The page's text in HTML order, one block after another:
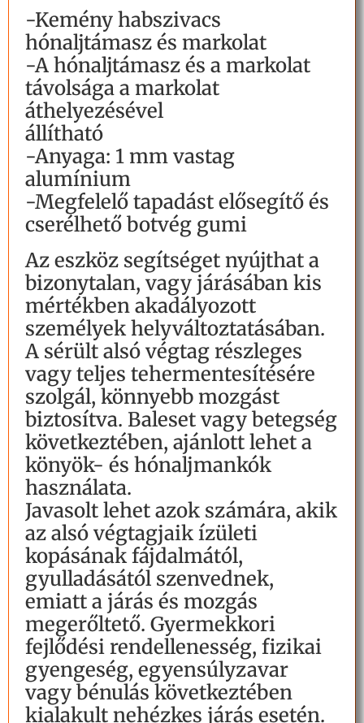
-Kemény habszivacs
hónaljtámasz és markolat
-A hónaljtámasz és a markolat
távolsága a markolat
áthelyezésével
állítható
-Anyaga: 1 mm vastag
alumínium
-Megfelelő tapadást elősegítő és
cserélhető botvég gumi
Az eszköz segítséget nyújthat a
bizonytalan, vagy járásában kis
mértékben akadályozott
személyek helyváltoztatásában.
A sérült alsó végtag részleges
vagy teljes tehermentesítésére
szolgál, könnyebb mozgást
biztosítva. Baleset vagy betegség
következtében, ajánlott lehet a
könyök- és hónaljmankók
használata.
Javasolt lehet azok számára, akik
az alsó végtagjaik ízületi
kopásának fájdalmától,
gyulladásától szenvednek,
emiatt a járás és mozgás
megerőltető. Gyermekkori
fejlődési rendellenesség, fizikai
gyengeség, egyensúlyzavar
vagy bénulás következtében
kialakult nehézkes járás esetén.